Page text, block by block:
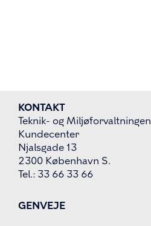
KONTAKT
Teknik- og Miljøforvaltningen
Kundecenter
Njalsgade 13
2300 København S.
Tel.: 33 66 33 66
GENVEJE